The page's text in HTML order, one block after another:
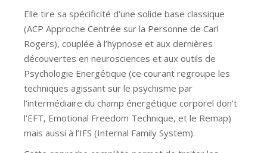
Elle tire sa spécificité d’une solide base classique
(ACP Approche Centrée sur la Personne de Carl
Rogers), couplée à l’hypnose et aux dernières
découvertes en neurosciences et aux outils de
Psychologie Energétique (ce courant regroupe les
techniques agissant sur le psychisme par
l’intermédiaire du champ énergétique corporel don’t
l’EFT, Emotional Freedom Technique, et le Remap)
mais aussi à l’IFS (Internal Family System).